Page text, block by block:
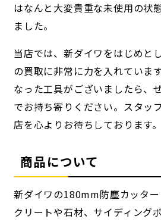
はなんと大変貴重な未使用の状
ました。
当店では、新ダイワをはじめと
の買取に非常に力を入れていま
なった工具がございましたら、
でお持ち寄りください。スタッ
店を心よりお待ちしております。
商品について
新ダイワの180mm防塵カッタ
クリートや石材、サイディング